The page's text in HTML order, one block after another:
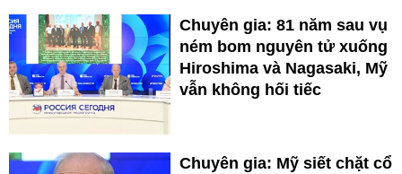
Chuyên gia: 81 năm sau vụ
ném bom nguyên tử xuống
Hiroshima và Nagasaki, Mỹ
vẫn không hối tiếc
Chuyên gia: Mỹ siết chặt cổ